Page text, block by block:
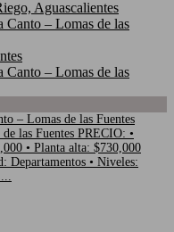
Canto – Lomas de las
– Lomas de las Fuentes
las Fuentes PRECIO: •
• Planta alta: $730,000
• Niveles: